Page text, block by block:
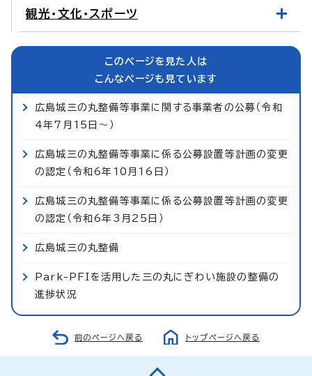
観光・文化・スポーツ
このページを見た人は
こんなページも見ています
広島城三の丸整備等事業に関する事業者の公募（令和
4年7月15日～）
広島城三の丸整備等事業に係る公募設置等計画の変更
の認定（令和6年10月16日）
広島城三の丸整備等事業に係る公募設置等計画の変更
の認定（令和6年3月25日）
広島城三の丸整備
Park-PFIを活用した三の丸にぎわい施設の整備の
進捗状況
前のページへ戻る トップページへ戻る